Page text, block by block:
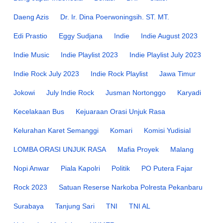
Daeng Azis Dr. Ir. Dina Poerwoningsih. ST. MT.
Edi Prastio Eggy Sudjana Indie Indie August 2023
Indie Music Indie Playlist 2023 Indie Playlist July 2023
Indie Rock July 2023 Indie Rock Playlist Jawa Timur
Jokowi July Indie Rock Jusman Nortonggo Karyadi
Kecelakaan Bus Kejuaraan Orasi Unjuk Rasa
Kelurahan Karet Semanggi Komari Komisi Yudisial
LOMBA ORASI UNJUK RASA Mafia Proyek Malang
Nopi Anwar Piala Kapolri Politik PO Putera Fajar
Rock 2023 Satuan Reserse Narkoba Polresta Pekanbaru
Surabaya Tanjung Sari TNI TNI AL